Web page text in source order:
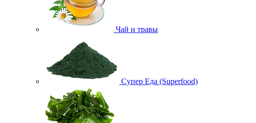
Чай и травы
Супер Еда (Superfood)